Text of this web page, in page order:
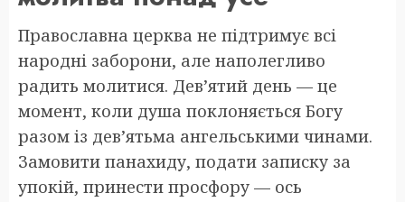
Православна церква не підтримує всі
народні заборони, але наполегливо
радить молитися. Дев’ятий день — це
момент, коли душа поклоняється Богу
разом із дев’ятьма ангельськими чинами.
Замовити панахиду, подати записку за
упокій, принести просфору — ось